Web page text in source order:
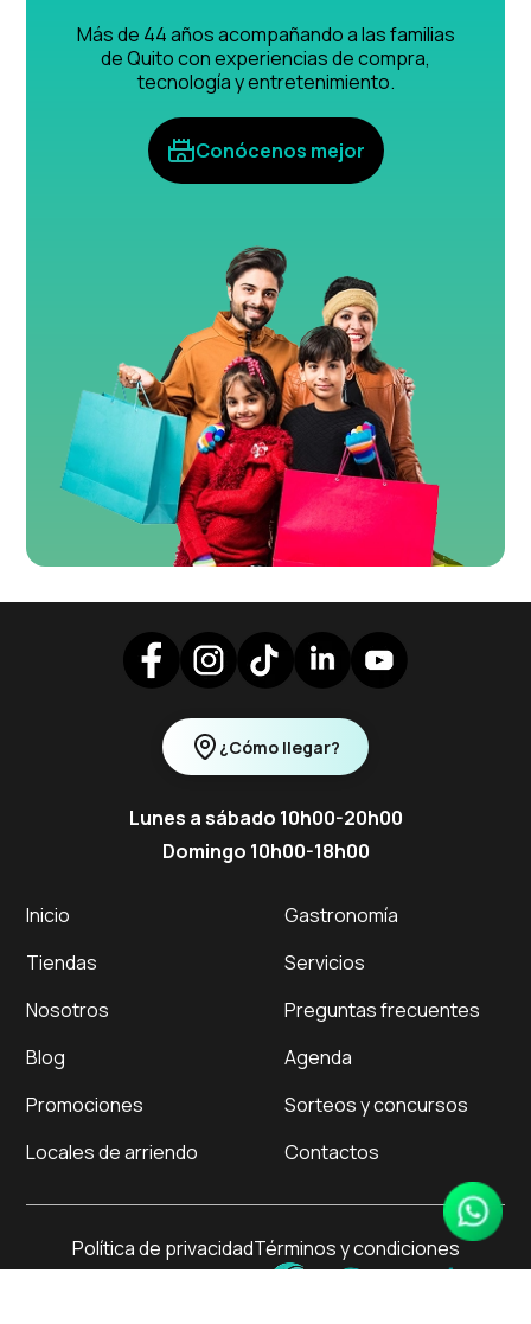
Más de 44 años acompañando a las familias
de Quito con experiencias de compra,
tecnología y entretenimiento.
Conócenos mejor
¿Cómo llegar?
Lunes a sábado 10h00-20h00
Domingo 10h00-18h00
Inicio
Gastronomía
Tiendas
Servicios
Nosotros
Preguntas frecuentes
Blog
Agenda
Promociones
Sorteos y concursos
Locales de arriendo
Contactos
Política de privacidadTérminos y condiciones